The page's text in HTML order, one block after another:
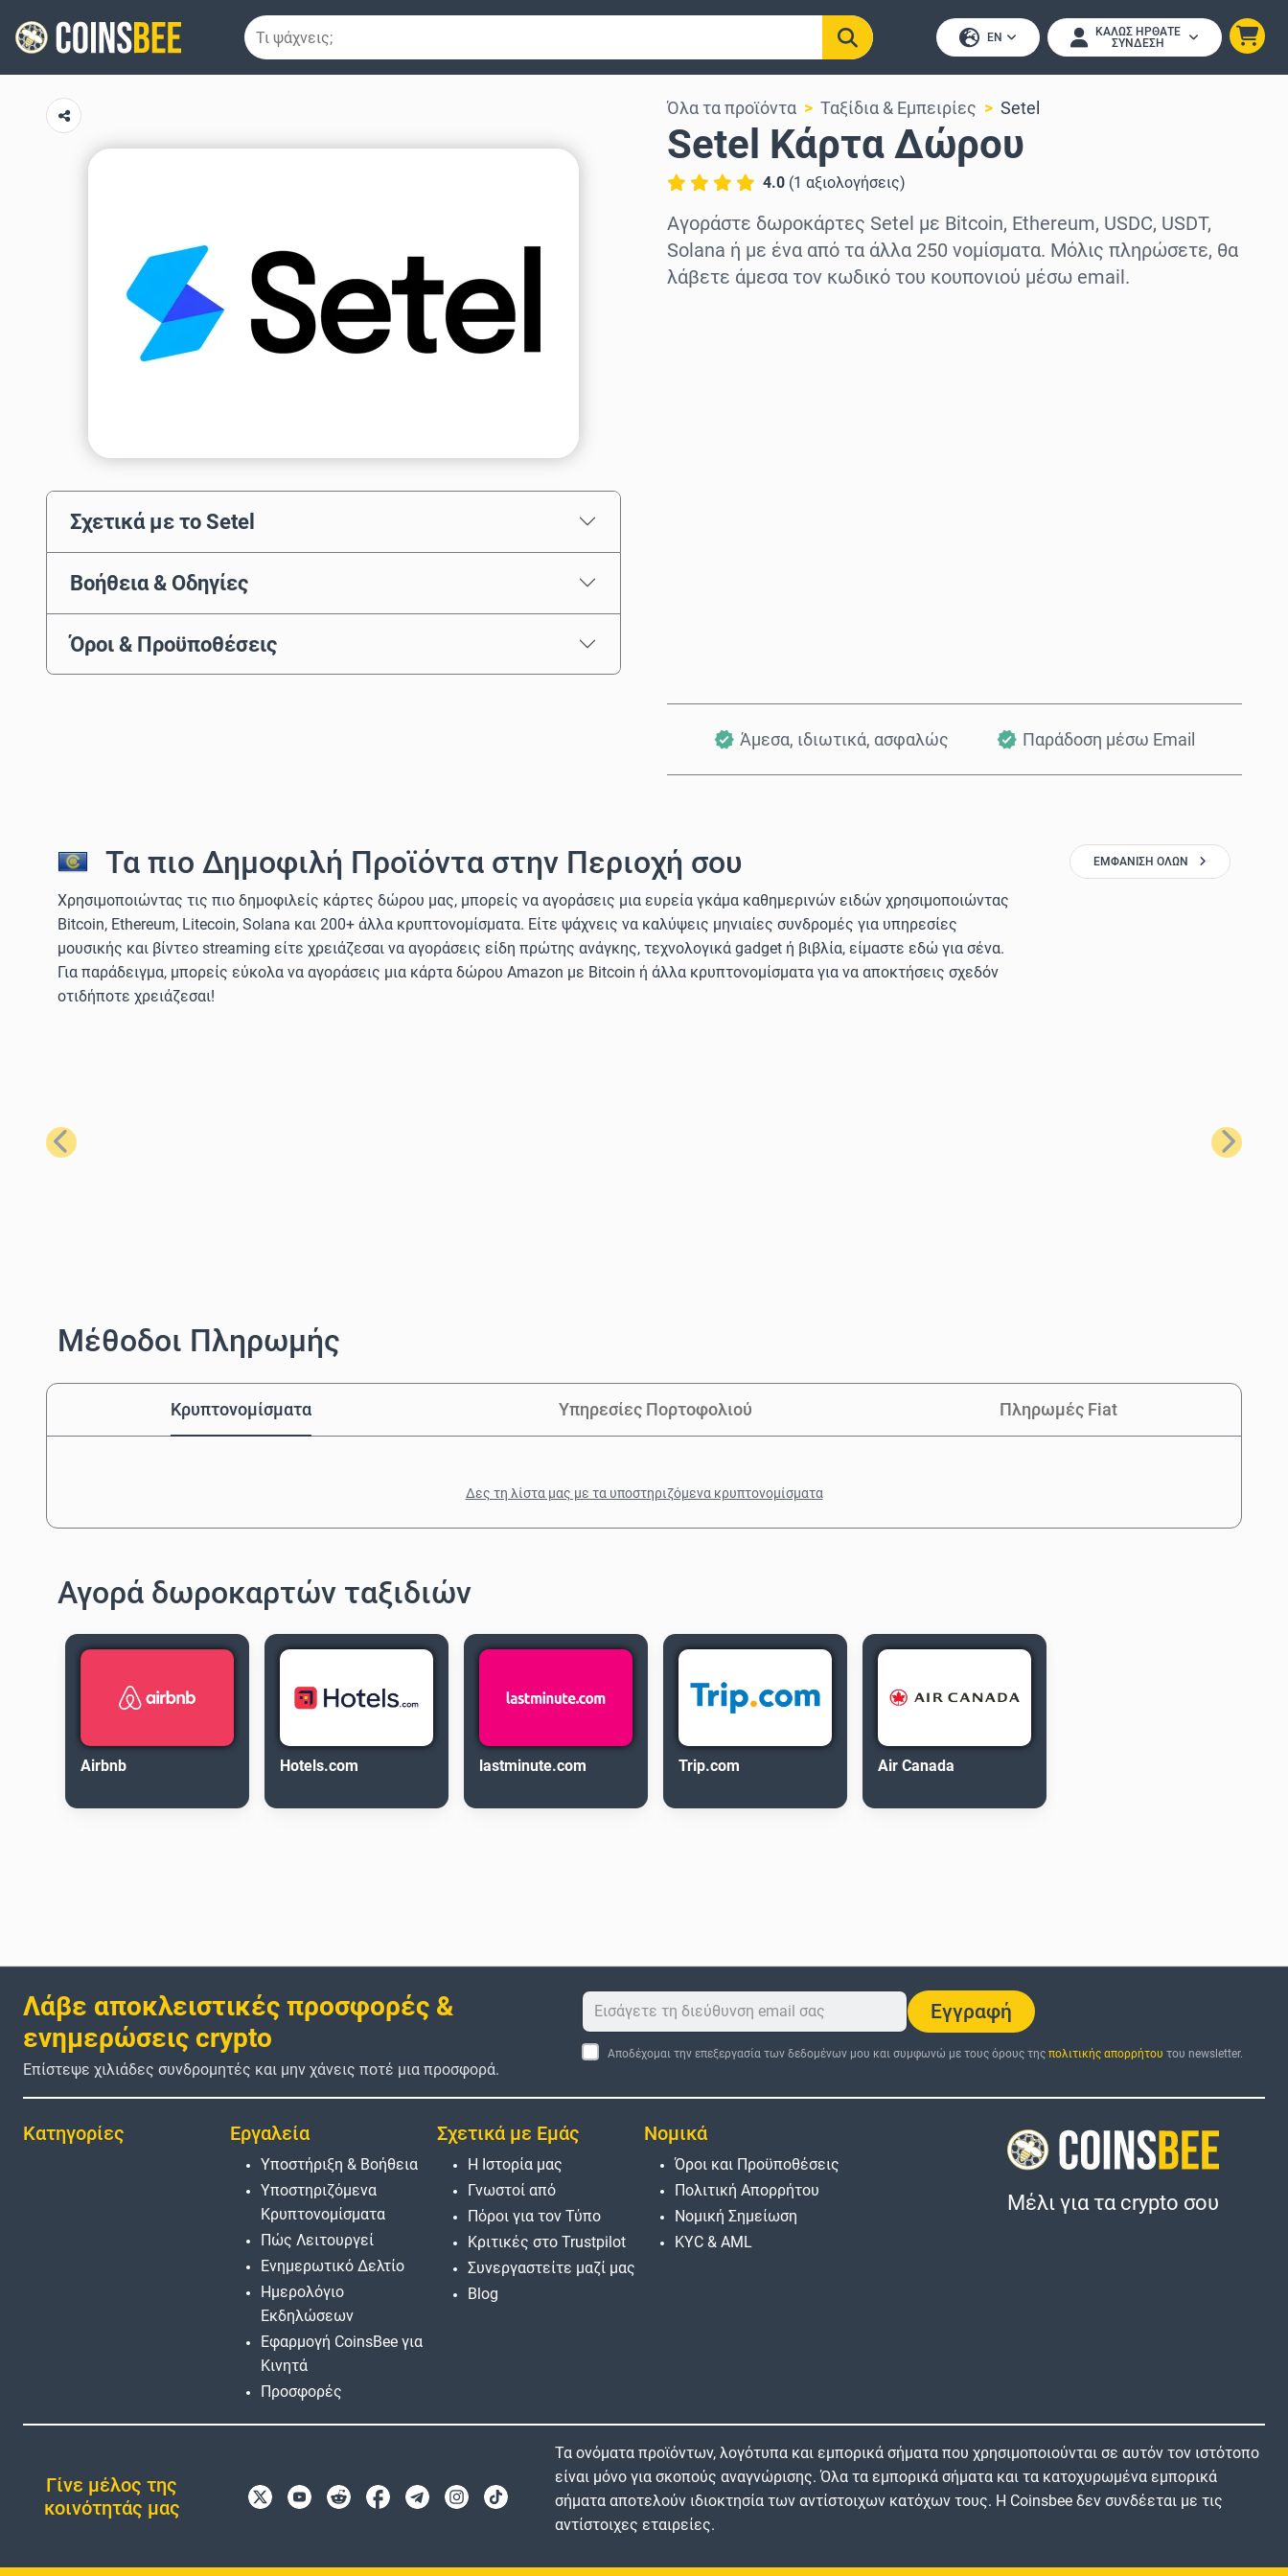
EN
ΚΑΛΏΣ ΉΡΘΑΤΕ
ΣΎΝΔΕΣΗ
Σχετικά με το Setel
Βοήθεια & Οδηγίες
Όροι & Προϋποθέσεις
Όλα τα προϊόντα Ταξίδια & Εμπειρίες Setel
Setel Κάρτα Δώρου
4.0 (1 αξιολογήσεις)
Αγοράστε δωροκάρτες Setel με Bitcoin, Ethereum, USDC, USDT,
Solana ή με ένα από τα άλλα 250 νομίσματα. Μόλις πληρώσετε, θα
λάβετε άμεσα τον κωδικό του κουπονιού μέσω email.
Άμεσα, ιδιωτικά, ασφαλώς Παράδοση μέσω Email
Τα πιο Δημοφιλή Προϊόντα στην Περιοχή σου
Χρησιμοποιώντας τις πιο δημοφιλείς κάρτες δώρου μας, μπορείς να αγοράσεις μια ευρεία γκάμα καθημερινών ειδών χρησιμοποιώντας
Bitcoin, Ethereum, Litecoin, Solana και 200+ άλλα κρυπτονομίσματα. Είτε ψάχνεις να καλύψεις μηνιαίες συνδρομές για υπηρεσίες
μουσικής και βίντεο streaming είτε χρειάζεσαι να αγοράσεις είδη πρώτης ανάγκης, τεχνολογικά gadget ή βιβλία, είμαστε εδώ για σένα.
Για παράδειγμα, μπορείς εύκολα να αγοράσεις μια κάρτα δώρου Amazon με Bitcoin ή άλλα κρυπτονομίσματα για να αποκτήσεις σχεδόν
οτιδήποτε χρειάζεσαι!
ΕΜΦΆΝΙΣΗ ΌΛΩΝ
Προηγούμενο Επόμενο
Μέθοδοι Πληρωμής
Κρυπτονομίσματα Υπηρεσίες Πορτοφολιού Πληρωμές Fiat
Δες τη λίστα μας με τα υποστηριζόμενα κρυπτονομίσματα
Αγορά δωροκαρτών ταξιδιών
Airbnb Hotels.com lastminute.com Trip.com Air Canada
Λάβε αποκλειστικές προσφορές &
ενημερώσεις crypto
Επίστεψε χιλιάδες συνδρομητές και μην χάνεις ποτέ μια προσφορά.
Εγγραφή
Αποδέχομαι την επεξεργασία των δεδομένων μου και συμφωνώ με τους όρους της πολιτικής απορρήτου του newsletter.
Κατηγορίες Εργαλεία
Υποστήριξη & Βοήθεια
Υποστηριζόμενα
Κρυπτονομίσματα
Πώς Λειτουργεί
Ενημερωτικό Δελτίο
Ημερολόγιο
Εκδηλώσεων
Εφαρμογή CoinsBee για
Κινητά
Προσφορές
Σχετικά με Εμάς
Η Ιστορία μας
Γνωστοί από
Πόροι για τον Τύπο
Κριτικές στο Trustpilot
Συνεργαστείτε μαζί μας
Blog
Νομικά
Όροι και Προϋποθέσεις
Πολιτική Απορρήτου
Νομική Σημείωση
KYC & AML
Μέλι για τα crypto σου
Γίνε μέλος της
κοινότητάς μας
Τα ονόματα προϊόντων, λογότυπα και εμπορικά σήματα που χρησιμοποιούνται σε αυτόν τον ιστότοπο
είναι μόνο για σκοπούς αναγνώρισης. Όλα τα εμπορικά σήματα και τα κατοχυρωμένα εμπορικά
σήματα αποτελούν ιδιοκτησία των αντίστοιχων κατόχων τους. Η Coinsbee δεν συνδέεται με τις
αντίστοιχες εταιρείες.